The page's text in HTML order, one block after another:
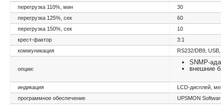
перегрузка 110%, мин
30
перегрузка 125%, сек
60
перегрузка 150%, сек
10
крест-фактор
3:1
коммуникация
RS232/DB9,
опции:
SNMP-
внешние
индикация
LCD-дисплей,
программное обеспечение
UPSMON